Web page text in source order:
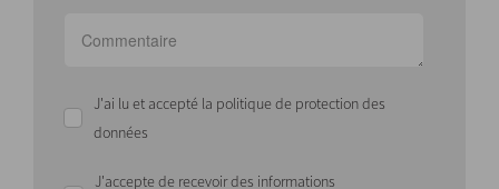
J'ai lu et accepté la politique de protection des
données
J'accepte de recevoir des informations